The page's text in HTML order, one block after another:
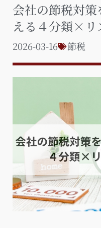
会社の節税対
える４分類×リ
2026-03-16 節税